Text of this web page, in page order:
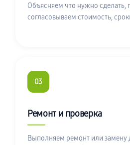
Объясняем что нужно сделать,
согласовываем стоимость,
03
Ремонт и проверка
Выполняем ремонт или замену